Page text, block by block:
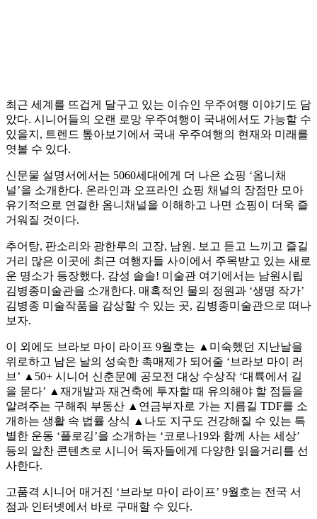
최근 세계를 뜨겁게 달구고 있는 이슈인 우주여행 이야기도 담
았다. 시니어들의 오랜 로망 우주여행이 국내에서도 가능할 수
있을지, 트렌드 톺아보기에서 국내 우주여행의 현재와 미래를
엿볼 수 있다.
신문물 설명서에서는 5060세대에게 더 나은 쇼핑 ‘옴니채
널’을 소개한다. 온라인과 오프라인 쇼핑 채널의 장점만 모아
유기적으로 연결한 옴니채널을 이해하고 나면 쇼핑이 더욱 즐
거워질 것이다.
추어탕, 판소리와 광한루의 고장, 남원. 보고 듣고 느끼고 즐길
거리 많은 이곳에 최근 여행자들 사이에서 주목받고 있는 새로
운 명소가 등장했다. 감성 솔솔! 미술관 여기에서는 남원시립
김병종미술관을 소개한다. 매혹적인 물의 정원과 ‘생명 작가’
김병종 미술작품을 감상할 수 있는 곳, 김병종미술관으로 떠나
보자.
이 외에도 브라보 마이 라이프 9월호는 ▲미숙했던 지난날을
위로하고 남은 날의 성숙한 촉매제가 되어줄 ‘브라보 마이 러
브’ ▲50+ 시니어 신춘문예 공모전 대상 수상작 ‘대륙에서 길
을 묻다’ ▲재개발과 재건축에 투자할 때 유의해야 할 점들을
알려주는 구해줘 부동산 ▲연금부자로 가는 지름길 TDF를 소
개하는 생활 속 법률 상식 ▲나도 지구도 건강해질 수 있는 특
별한 운동 ‘플로깅’을 소개하는 ‘코로나19와 함께 사는 세상’
등의 알찬 콘텐츠로 시니어 독자들에게 다양한 읽을거리를 선
사한다.
고품격 시니어 매거진 ‘브라보 마이 라이프’ 9월호는 전국 서
점과 인터넷에서 바로 구매할 수 있다.